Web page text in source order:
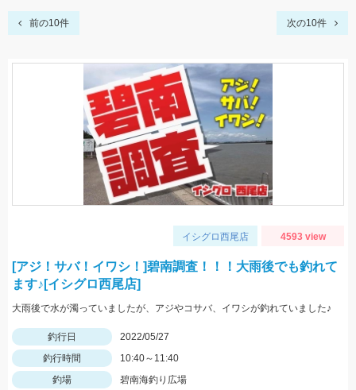
前の10件 次の10件
イシグロ西尾店 4593 view
[アジ！サバ！イワシ！]碧南調査！！！大雨後でも釣れて
ます♪[イシグロ西尾店]
大雨後で水が濁っていましたが、アジやコサバ、イワシが釣れていました♪
釣行日
2022/05/27
釣行時間
10:40～11:40
釣場
碧南海釣り広場